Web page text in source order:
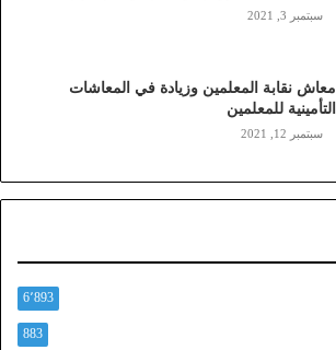
سبتمبر 3, 2021
معاش نقابة المعلمين وزيادة في المعاشات
التأمينية للمعلمين
سبتمبر 12, 2021
6٬893
883